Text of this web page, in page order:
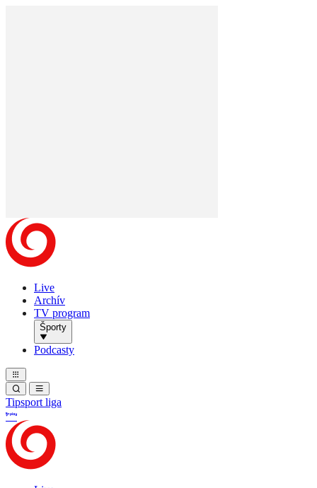
Live
Archív
TV program
Športy
Podcasty
Tipsport liga